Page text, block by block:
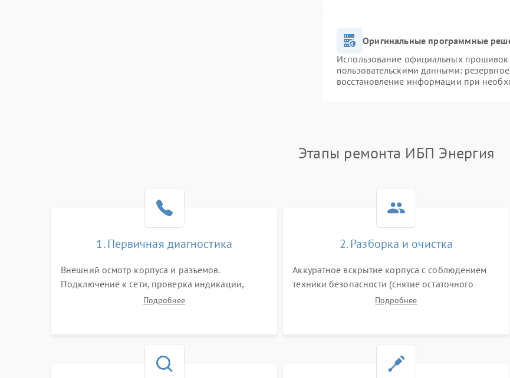
Оригинальные программные
Использование официальных прошивок
пользовательскими данными:
восстановление информации при
Этапы ремонта ИБП Энергия
1. Первичная диагностика
Внешний осмотр корпуса и разъемов.
Подключение к сети, проверка индикации,
звуковых сигналов и кодов ошибок. Измерение
Подробнее
2. Разборка и очистка
Аккуратное вскрытие корпуса с соблюдением
техники безопасности (снятие остаточного
заряда). Очистка плат, радиаторов и кулеров от
Подробнее